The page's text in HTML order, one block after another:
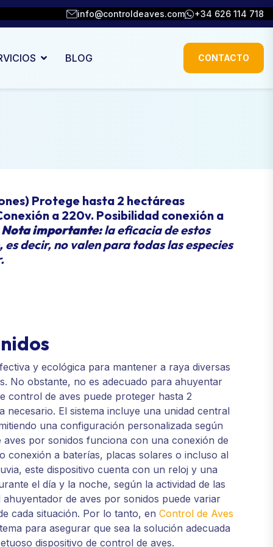
info@controldeaves.com +34 626 114 718
BLOG CONTACTO
Protege hasta 2 hectáreas
a 220v. Posibilidad conexión a
Nota importante:la eficacia de estos
decir, no valen para todas las especies
y ecológica para mantener a raya diversas
No obstante, no es adecuado para ahuyentar
control de aves puede proteger hasta 2
El sistema incluye una unidad central
una configuración personalizada según
por sonidos funciona con una conexión de
conexión a baterías, placas solares o incluso al
este dispositivo cuenta con un reloj y una
el día y la noche, según la actividad de las
de aves por sonidos puede variar
cada situación. Por lo tanto, en Control de Aves
para asegurar que sea la solución adecuada
dispositivo de control de aves.